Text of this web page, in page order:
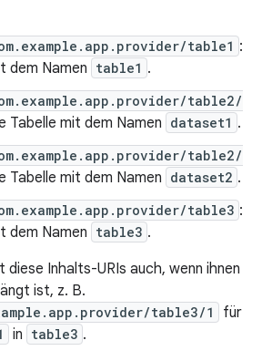
table1 :
dem Namen table1 .
table2/
Tabelle mit dem Namen dataset1 .
table2/
Tabelle mit dem Namen dataset2 .
table3 :
dem Namen table3 .
Inhalts-URIs auch, wenn ihnen
ist, z. B.
table3/1
für
in table3 .